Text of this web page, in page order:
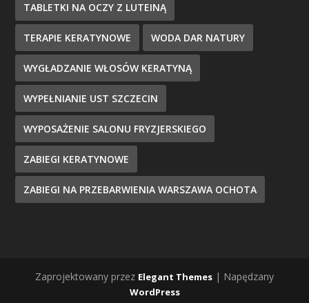
TABLETKI NA OCZY Z LUTEINĄ
TERAPIE KERATYNOWE WODA DAR NATURY
WYGŁADZANIE WŁOSÓW KERATYNĄ
WYPEŁNIANIE UST SZCZECIN
WYPOSAŻENIE SALONU FRYZJERSKIEGO
ZABIEGI KERATYNOWE
ZABIEGI NA PRZEBARWIENIA WARSZAWA OCHOTA
Zaprojektowany przez Elegant Themes | Napędzany
WordPress